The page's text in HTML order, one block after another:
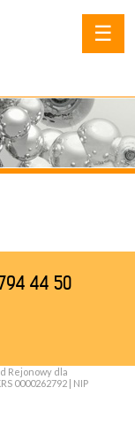
☰
794 44 50
Rejonowy dla
0000262792 | NIP